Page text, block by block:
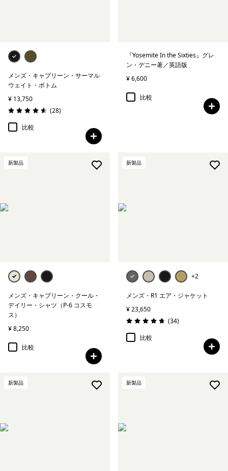
メンズ・キャプリーン・サーマル
ウェイト・ボトム
¥ 13,750
評価: 4.6 / 5
(28レビュー
)
比較
『Yosemite In the Sixties』グレ
ン・デニー著／英語版
¥ 6,600
比較
新製品
メンズ・キャプリーン・クール・
デイリー・シャツ（P-6 コスモ
ス）
¥ 8,250
比較
新製品
+2
メンズ・R1 エア・ジャケット
¥ 23,650
評価: 4.8 / 5
(34レビュー
)
比較
新製品 新製品